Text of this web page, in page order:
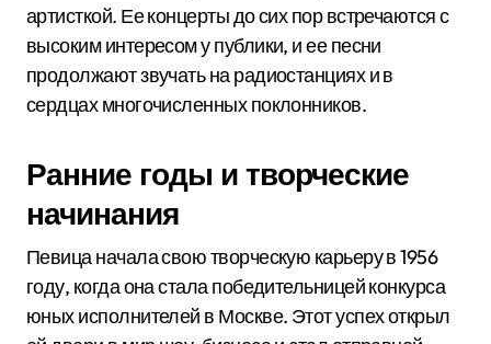
артисткой. Ее концерты до сих пор встречаются с
высоким интересом у публики, и ее песни
продолжают звучать на радиостанциях и в
сердцах многочисленных поклонников.
Ранние годы и творческие
начинания
Певица начала свою творческую карьеру в 1956
году, когда она стала победительницей конкурса
юных исполнителей в Москве. Этот успех открыл